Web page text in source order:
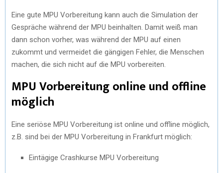
Eine gute MPU Vorbereitung kann auch die Simulation der
Gespräche während der MPU beinhalten. Damit weiß man
dann schon vorher, was während der MPU auf einen
zukommt und vermeidet die gängigen Fehler, die Menschen
machen, die sich nicht auf die MPU vorbereiten.
MPU Vorbereitung online und offline
möglich
Eine seriöse MPU Vorbereitung ist online und offline möglich,
z.B. sind bei der MPU Vorbereitung in Frankfurt möglich:
Eintägige Crashkurse MPU Vorbereitung